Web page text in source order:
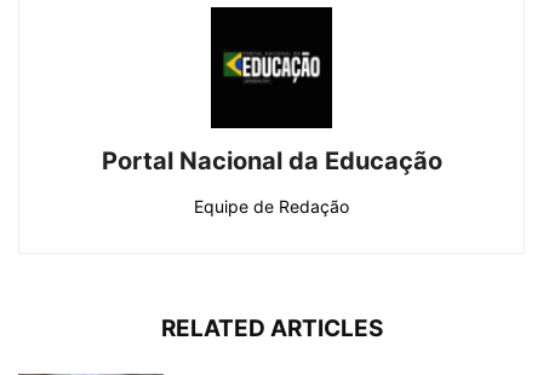
Portal Nacional da Educação
Equipe de Redação
RELATED ARTICLES